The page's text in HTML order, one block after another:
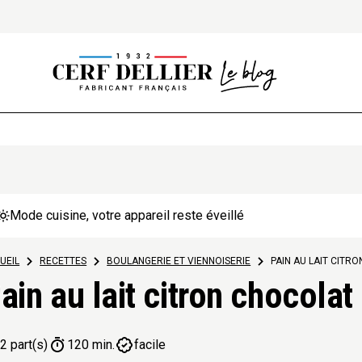
Mode cuisine, votre appareil reste éveillé
> RECETTES > BOULANGERIE ET VIENNOISERIE > PAIN AU LAIT
au lait citron chocolat
2 part(s) 120 min. facile